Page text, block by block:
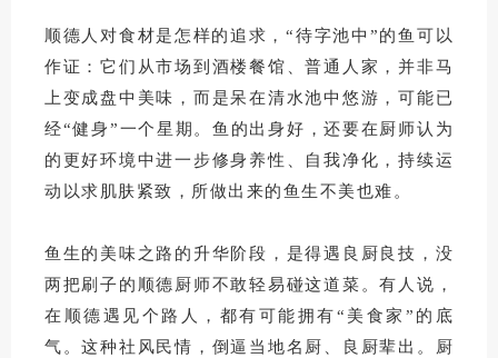
顺德人对食材是怎样的追求，“待字池中”的鱼可以
作证：它们从市场到酒楼餐馆、普通人家，并非马
上变成盘中美味，而是呆在清水池中悠游，可能已
经“健身”一个星期。鱼的出身好，还要在厨师认为
的更好环境中进一步修身养性、自我净化，持续运
动以求肌肤紧致，所做出来的鱼生不美也难。
鱼生的美味之路的升华阶段，是得遇良厨良技，没
两把刷子的顺德厨师不敢轻易碰这道菜。有人说，
在顺德遇见个路人，都有可能拥有“美食家”的底
气。这种社风民情，倒逼当地名厨、良厨辈出。厨